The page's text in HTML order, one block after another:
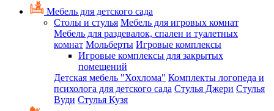
Мебель для детского сада
Столы и стулья Мебель для игровых комнат
Мебель для раздевалок, спален и туалетных
комнат Мольберты Игровые комплексы
Игровые комплексы для закрытых
помещений
Детская мебель "Хохлома" Комплекты логопеда и
психолога для детского сада Стулья Джери Стулья
Вуди Стулья Кузя